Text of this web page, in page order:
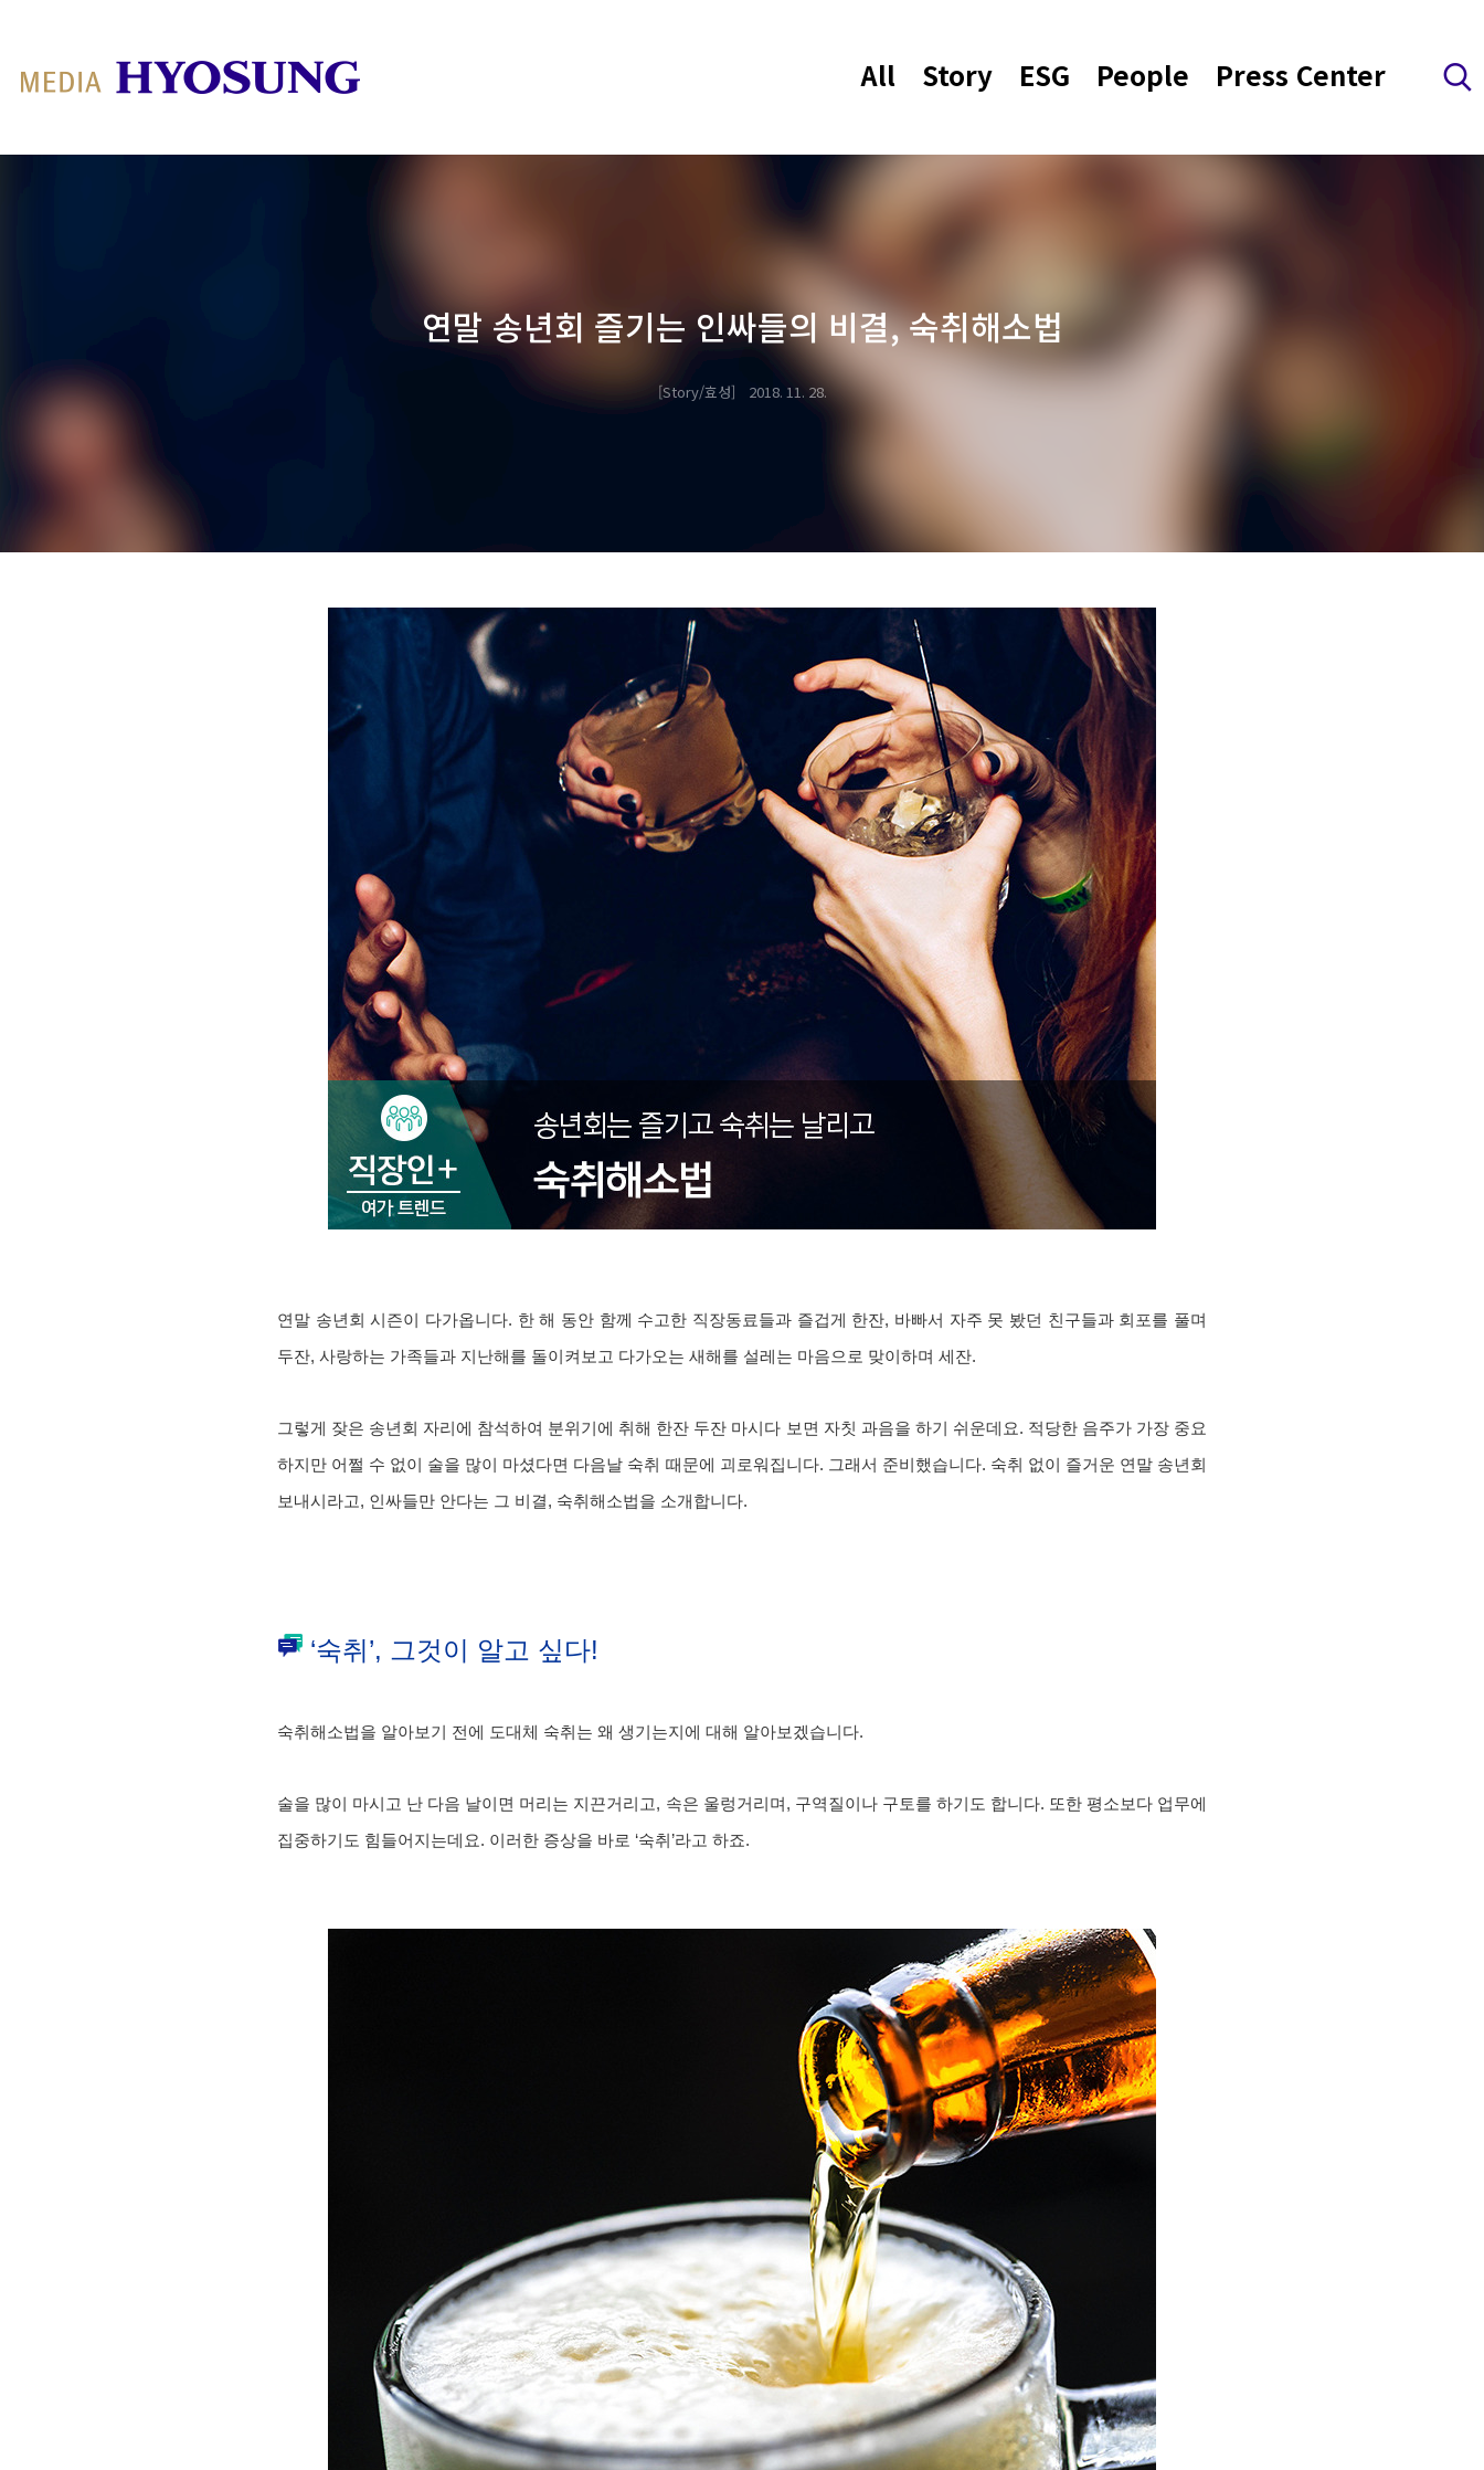
MY FRIEND HYOSUNG All Story ESG People Press Center 검색 레이어 열기
연말 송년회 즐기는 인싸들의 비결, 숙취해소법
Story/효성 2018. 11. 28.
연말 송년회 시즌이 다가옵니다. 한 해 동안 함께 수고한 직장동료들과 즐겁게 한잔, 바빠서 자주 못 봤던 친구들과 회포를 풀며
두잔, 사랑하는 가족들과 지난해를 돌이켜보고 다가오는 새해를 설레는 마음으로 맞이하며 세잔.
그렇게 잦은 송년회 자리에 참석하여 분위기에 취해 한잔 두잔 마시다 보면 자칫 과음을 하기 쉬운데요. 적당한 음주가 가장 중요
하지만 어쩔 수 없이 술을 많이 마셨다면 다음날 숙취 때문에 괴로워집니다. 그래서 준비했습니다. 숙취 없이 즐거운 연말 송년회
보내시라고, 인싸들만 안다는 그 비결, 숙취해소법을 소개합니다.
‘숙취’, 그것이 알고 싶다!
숙취해소법을 알아보기 전에 도대체 숙취는 왜 생기는지에 대해 알아보겠습니다.
술을 많이 마시고 난 다음 날이면 머리는 지끈거리고, 속은 울렁거리며, 구역질이나 구토를 하기도 합니다. 또한 평소보다 업무에
집중하기도 힘들어지는데요. 이러한 증상을 바로 ‘숙취’라고 하죠.